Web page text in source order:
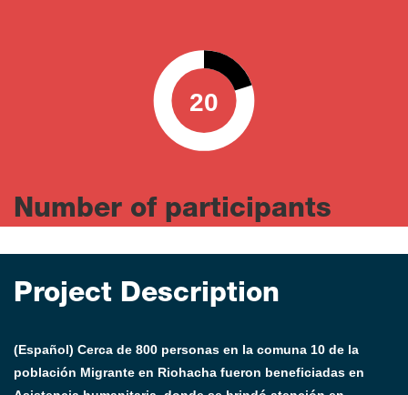
20
0 100
Number of participants
Project Description
(Español) Cerca de 800 personas en la comuna 10 de la
población Migrante en Riohacha fueron beneficiadas en